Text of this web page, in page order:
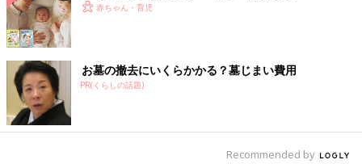
赤ちゃん・育児
お墓の撤去にいくらかかる？墓じまい費用
PR(くらしの話題)
Recommended by